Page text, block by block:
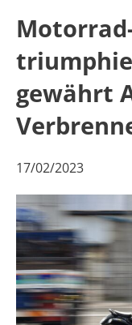
gewährt
17/02/2023